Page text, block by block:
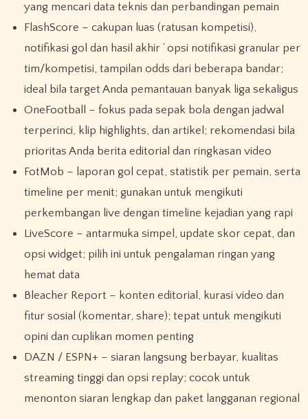
yang mencari data teknis dan perbandingan pemain
FlashScore – cakupan luas (ratusan kompetisi),
notifikasi gol dan hasil akhir ’ opsi notifikasi granular per
tim/kompetisi, tampilan odds dari beberapa bandar;
ideal bila target Anda pemantauan banyak liga sekaligus
OneFootball – fokus pada sepak bola dengan jadwal
terperinci, klip highlights, dan artikel; rekomendasi bila
prioritas Anda berita editorial dan ringkasan video
FotMob – laporan gol cepat, statistik per pemain, serta
timeline per menit; gunakan untuk mengikuti
perkembangan live dengan timeline kejadian yang rapi
LiveScore – antarmuka simpel, update skor cepat, dan
opsi widget; pilih ini untuk pengalaman ringan yang
hemat data
Bleacher Report – konten editorial, kurasi video dan
fitur sosial (komentar, share); tepat untuk mengikuti
opini dan cuplikan momen penting
DAZN / ESPN+ – siaran langsung berbayar, kualitas
streaming tinggi dan opsi replay; cocok untuk
menonton siaran lengkap dan paket langganan regional